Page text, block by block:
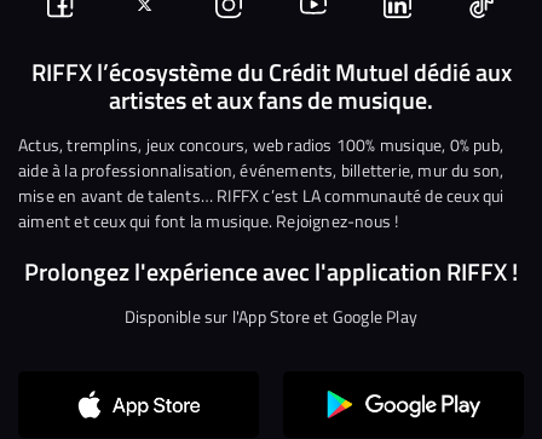
Suivez-
nous
Facebook
Suivez-
nous
sur
Twitter
Nous
rejoindre
sur
Instagram
Nous
rejoindre
sur
YouTube
Nous
rejoindre
sur
Linkedin
Nous
RIFFX l’écosystème du Crédit Mutuel dédié aux
artistes et aux fans de musique.
Actus, tremplins, jeux concours, web radios 100% musique, 0% pub,
aide à la professionnalisation, événements, billetterie, mur du son,
mise en avant de talents… RIFFX c’est LA communauté de ceux qui
aiment et ceux qui font la musique. Rejoignez-nous !
Prolongez l'expérience avec l'application RIFFX !
Disponible sur l'App Store et Google Play